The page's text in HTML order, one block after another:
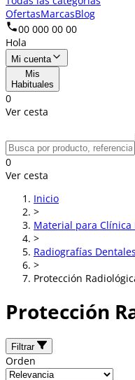
OfertasMarcasBlog
00 000 00 00
Hola
Mi cuenta
Mis
Habituales
0
Ver cesta
0
Ver cesta
Inicio
>
Material para Clínica
>
Radiografías Dentales
>
Protección
Protección
Filtrar
Orden